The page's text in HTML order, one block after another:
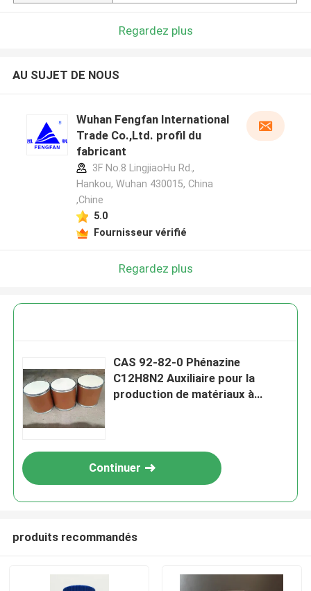
Regardez plus
AU SUJET DE NOUS
Wuhan Fengfan International
Trade Co.,Ltd. profil du
fabricant
3F No.8 LingjiaoHu Rd.,
Hankou, Wuhan 430015, China
,Chine
5.0
Fournisseur vérifié
Regardez plus
CAS 92-82-0 Phénazine
C12H8N2 Auxiliaire pour la
production de matériaux à
Continuer
produits recommandés